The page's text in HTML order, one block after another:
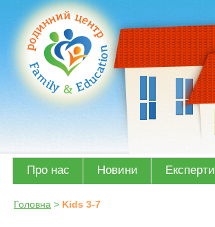
Про нас Новини Експерти
Головна > Kids 3-7